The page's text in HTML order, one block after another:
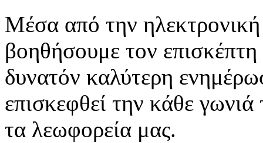
Μέσα από την ηλεκτρονική
βοηθήσουμε τον
δυνατόν καλύτερη
επισκεφθεί την κάθε
τα λεωφορεία μας.